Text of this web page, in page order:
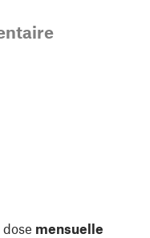
mensuelle